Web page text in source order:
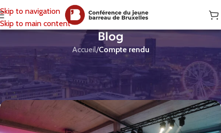
Skip to navigation
Skip to main content
Blog
Accueil/Compte rendu
Rentrée solenelle
CJBBActivé 06/03/2026